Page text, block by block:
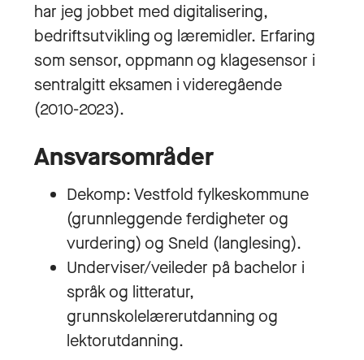
har jeg jobbet med digitalisering,
bedriftsutvikling og læremidler. Erfaring
som sensor, oppmann og klagesensor i
sentralgitt eksamen i videregående
(2010-2023).
Ansvarsområder
Dekomp: Vestfold fylkeskommune
(grunnleggende ferdigheter og
vurdering) og Sneld (langlesing).
Underviser/veileder på bachelor i
språk og litteratur,
grunnskolelærerutdanning og
lektorutdanning.